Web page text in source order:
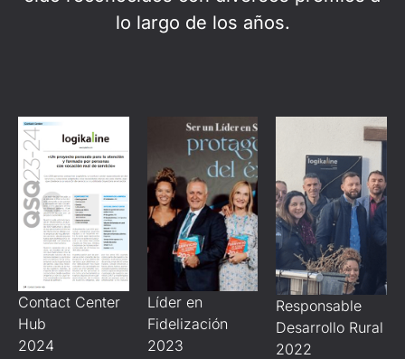
lo largo de los años.
Contact Center
Hub
2024
Líder en
Fidelización
2023
Responsable
Desarrollo Rural
2022